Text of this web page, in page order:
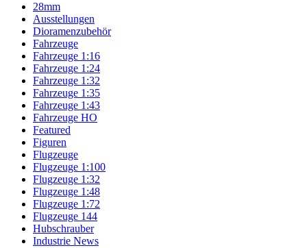
28mm
Ausstellungen
Dioramenzubehör
Fahrzeuge
Fahrzeuge 1:16
Fahrzeuge 1:24
Fahrzeuge 1:32
Fahrzeuge 1:35
Fahrzeuge 1:43
Fahrzeuge HO
Featured
Figuren
Flugzeuge
Flugzeuge 1:100
Flugzeuge 1:32
Flugzeuge 1:48
Flugzeuge 1:72
Flugzeuge 144
Hubschrauber
Industrie News